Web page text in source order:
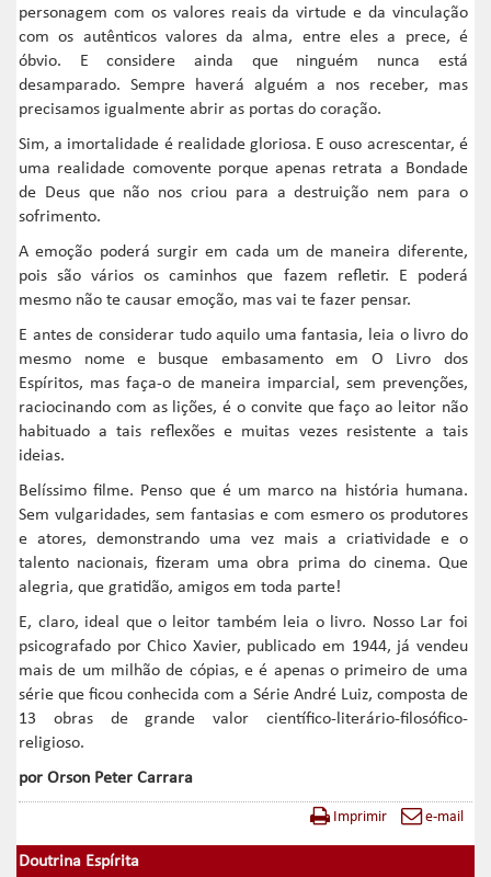
personagem com os valores reais da virtude e da vinculação
com os autênticos valores da alma, entre eles a prece, é
óbvio. E considere ainda que ninguém nunca está
desamparado. Sempre haverá alguém a nos receber, mas
precisamos igualmente abrir as portas do coração.
Sim, a imortalidade é realidade gloriosa. E ouso acrescentar, é
uma realidade comovente porque apenas retrata a Bondade
de Deus que não nos criou para a destruição nem para o
sofrimento.
A emoção poderá surgir em cada um de maneira diferente,
pois são vários os caminhos que fazem refletir. E poderá
mesmo não te causar emoção, mas vai te fazer pensar.
E antes de considerar tudo aquilo uma fantasia, leia o livro do
mesmo nome e busque embasamento em O Livro dos
Espíritos, mas faça-o de maneira imparcial, sem prevenções,
raciocinando com as lições, é o convite que faço ao leitor não
habituado a tais reflexões e muitas vezes resistente a tais
ideias.
Belíssimo filme. Penso que é um marco na história humana.
Sem vulgaridades, sem fantasias e com esmero os produtores
e atores, demonstrando uma vez mais a criatividade e o
talento nacionais, fizeram uma obra prima do cinema. Que
alegria, que gratidão, amigos em toda parte!
E, claro, ideal que o leitor também leia o livro. Nosso Lar foi
psicografado por Chico Xavier, publicado em 1944, já vendeu
mais de um milhão de cópias, e é apenas o primeiro de uma
série que ficou conhecida com a Série André Luiz, composta de
13 obras de grande valor científico-literário-filosófico-
religioso.
por Orson Peter Carrara
Imprimir e-mail
Doutrina Espírita